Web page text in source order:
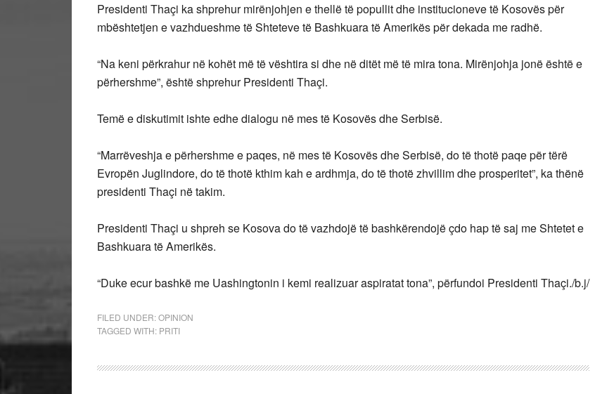
Presidenti Thaçi ka shprehur mirënjohjen e thellë të popullit dhe institucioneve të Kosovës për
mbështetjen e vazhdueshme të Shteteve të Bashkuara të Amerikës për dekada me radhë.
“Na keni përkrahur në kohët më të vështira si dhe në ditët më të mira tona. Mirënjohja jonë është e
përhershme”, është shprehur Presidenti Thaçi.
Temë e diskutimit ishte edhe dialogu në mes të Kosovës dhe Serbisë.
“Marrëveshja e përhershme e paqes, në mes të Kosovës dhe Serbisë, do të thotë paqe për tërë
Evropën Juglindore, do të thotë kthim kah e ardhmja, do të thotë zhvillim dhe prosperitet”, ka thënë
presidenti Thaçi në takim.
Presidenti Thaçi u shpreh se Kosova do të vazhdojë të bashkërendojë çdo hap të saj me Shtetet e
Bashkuara të Amerikës.
“Duke ecur bashkë me Uashingtonin i kemi realizuar aspiratat tona”, përfundoi Presidenti Thaçi./b.j/
FILED UNDER:OPINION
TAGGED WITH: PRITI